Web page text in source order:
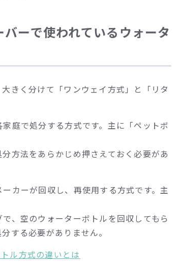
ーで使われているウォータ
きく分けて「ワンウェイ方式」と「リタ
庭で処分する方式です。主に「ペットボ
方法をあらかじめ押さえておく必要があ
カーが回収し、再使用する方式です。主
、空のウォーターボトルを回収してもら
する必要がありません。
ル方式の違いとは